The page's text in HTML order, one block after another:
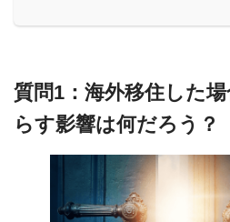
質問1：海外移住した
らす影響は何だろう？